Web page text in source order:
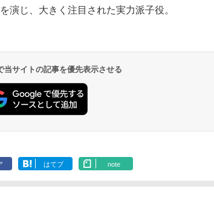
演じ、大きく注目された実力派子役。
当サイトの記事を優先表示させる
はてブ note